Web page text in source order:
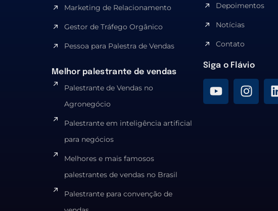
Marketing de Relacionamento
Gestor de Tráfego Orgânico
Pessoa para Palestra de Vendas
Melhor palestrante de vendas
Palestrante de Vendas no
Agronegócio
Palestrante em inteligência artificial
para negócios
Melhores e mais famosos
palestrantes de vendas no Brasil
Palestrante para convenção de
Depoimentos
Notícias
Contato
Siga o Flávio